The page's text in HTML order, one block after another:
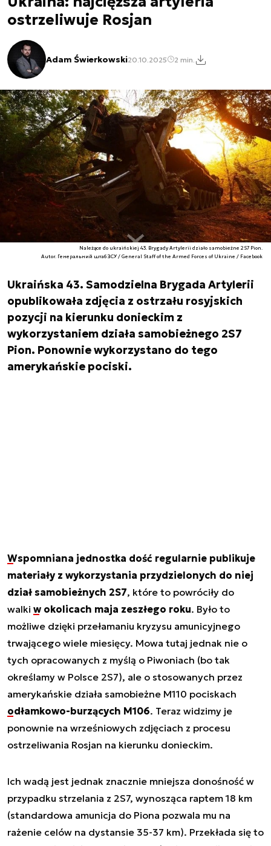
ostrzeliwuje Rosjan
Adam Świerkowski20.10.2025 2 min.
Należące do ukraińskiej 43. Brygady Artylerii działo samobieżne 2S7 Pion.
Autor. Генеральний штаб ЗСУ / General Staff of the Armed Forces of Ukraine / Facebook
Ukraińska 43. Samodzielna Brygada Artylerii
opublikowała zdjęcia z ostrzału rosyjskich
pozycji na kierunku donieckim z
wykorzystaniem działa samobieżnego 2S7
Pion. Ponownie wykorzystano do tego
amerykańskie pociski.
Wspomniana jednostka dość regularnie publikuje
materiały z wykorzystania przydzielonych do niej
dział samobieżnych 2S7, które to powróciły do
walki w okolicach maja zeszłego roku. Było to
możliwe dzięki przełamaniu kryzysu amunicyjnego
trwającego wiele miesięcy. Mowa tutaj jednak nie o
tych opracowanych z myślą o Piwoniach (bo tak
określamy w Polsce 2S7), ale o stosowanych przez
amerykańskie działa samobieżne M110 pociskach
odłamkowo-burzących M106. Teraz widzimy je
ponownie na wrześniowych zdjęciach z procesu
ostrzeliwania Rosjan na kierunku donieckim.
Ich wadą jest jednak znacznie mniejsza donośność w
przypadku strzelania z 2S7, wynosząca raptem 18 km
(standardowa amunicja do Piona pozwala mu na
rażenie celów na dystansie 35-37 km). Przekłada się to